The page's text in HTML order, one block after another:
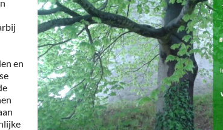
en